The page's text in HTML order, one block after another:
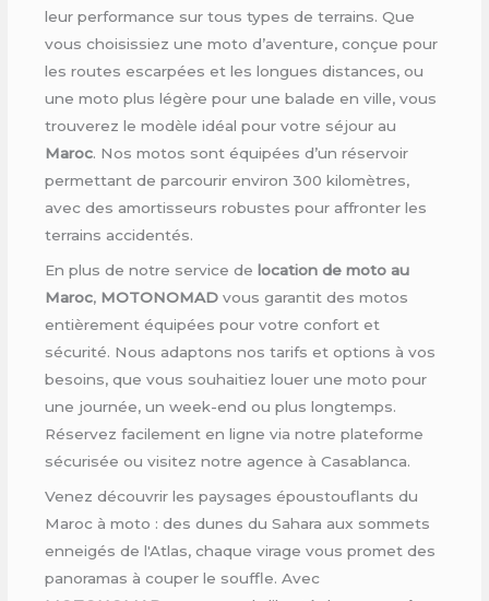
leur performance sur tous types de terrains. Que
vous choisissiez une moto d’aventure, conçue pour
les routes escarpées et les longues distances, ou
une moto plus légère pour une balade en ville, vous
trouverez le modèle idéal pour votre séjour au
Maroc. Nos motos sont équipées d’un réservoir
permettant de parcourir environ 300 kilomètres,
avec des amortisseurs robustes pour affronter les
terrains accidentés.
En plus de notre service de location de moto au
Maroc, MOTONOMAD vous garantit des motos
entièrement équipées pour votre confort et
sécurité. Nous adaptons nos tarifs et options à vos
besoins, que vous souhaitiez louer une moto pour
une journée, un week-end ou plus longtemps.
Réservez facilement en ligne via notre plateforme
sécurisée ou visitez notre agence à Casablanca.
Venez découvrir les paysages époustouflants du
Maroc à moto : des dunes du Sahara aux sommets
enneigés de l'Atlas, chaque virage vous promet des
panoramas à couper le souffle. Avec